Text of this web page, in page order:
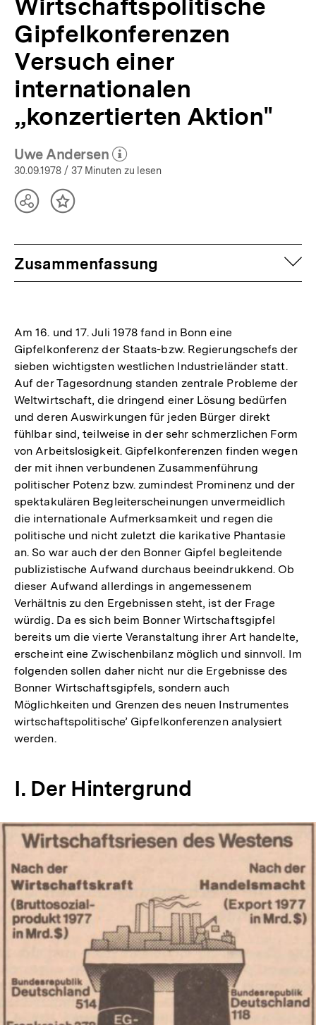
Wirtschaftspolitische
Gipfelkonferenzen
Versuch einer
internationalen
„konzertierten Aktion"
Uwe Andersen
(Mehr zum Autor)
öffnen
30.09.1978 / 37 Minuten zu lesen
TeilenInhalt
Zusammenfassung
Am 16. und 17. Juli 1978 fand in Bonn eine
Gipfelkonferenz der Staats-bzw. Regierungschefs der
sieben wichtigsten westlichen Industrieländer statt.
Auf der Tagesordnung standen zentrale Probleme der
Weltwirtschaft, die dringend einer Lösung bedürfen
und deren Auswirkungen für jeden Bürger direkt
fühlbar sind, teilweise in der sehr schmerzlichen Form
von Arbeitslosigkeit. Gipfelkonferenzen finden wegen
der mit ihnen verbundenen Zusammenführung
politischer Potenz bzw. zumindest Prominenz und der
spektakulären Begleiterscheinungen unvermeidlich
die internationale Aufmerksamkeit und regen die
politische und nicht zuletzt die karikative Phantasie
an. So war auch der den Bonner Gipfel begleitende
publizistische Aufwand durchaus beeindrukkend. Ob
dieser Aufwand allerdings in angemessenem
Verhältnis zu den Ergebnissen steht, ist der Frage
würdig. Da es sich beim Bonner Wirtschaftsgipfel
bereits um die vierte Veranstaltung ihrer Art handelte,
erscheint eine Zwischenbilanz möglich und sinnvoll. Im
folgenden sollen daher nicht nur die Ergebnisse des
Bonner Wirtschaftsgipfels, sondern auch
Möglichkeiten und Grenzen des neuen Instrumentes
wirtschaftspolitische’ Gipfelkonferenzen analysiert
werden.
I. Der Hintergrund